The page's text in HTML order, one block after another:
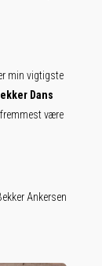
min vigtigste
Dans
være
Ankersen